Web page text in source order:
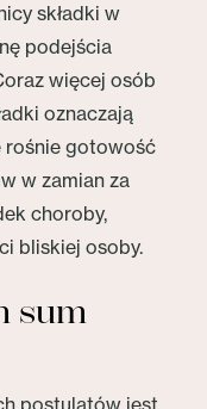
składki w
podejścia
więcej osób
oznaczają
rośnie gotowość
w zamian za
choroby,
bliskiej osoby.
sum
postulatów jest